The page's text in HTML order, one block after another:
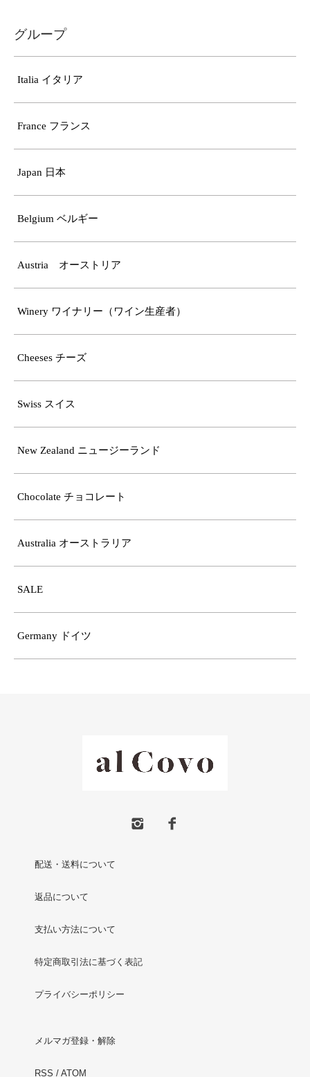
グループ
Italia イタリア
France フランス
Japan 日本
Belgium ベルギー
Austria オーストリア
Winery ワイナリー（ワイン生産者）
Cheeses チーズ
Swiss スイス
New Zealand ニュージーランド
Chocolate チョコレート
Australia オーストラリア
SALE
Germany ドイツ
配送・送料について
返品について
支払い方法について
特定商取引法に基づく表記
プライバシーポリシー
メルマガ登録・解除
RSS / ATOM